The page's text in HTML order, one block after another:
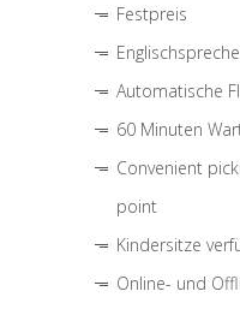
Festpreis
Automatische
60 Minuten
Convenient
point
Kindersitze
Online- und